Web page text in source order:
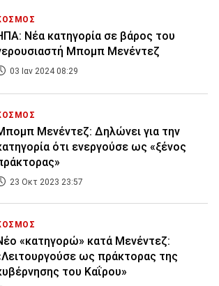
Νέα κατηγορία σε βάρος του
Μπομπ Μενέντεζ
03 Ιαν 2024 08:29
Μενέντεζ: Δηλώνει για την
ότι ενεργούσε ως «ξένος
23 Οκτ 2023 23:57
«κατηγορώ» κατά Μενέντεζ:
ως πράκτορας της
του Καΐρου»